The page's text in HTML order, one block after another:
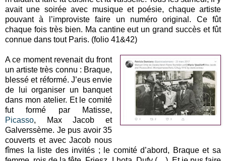
avait une soirée avec musique et poésie, chaque artiste
pouvant à l’improviste faire un numéro original. Ce fût
chaque fois très bien. Ma cantine eut un grand succès et fût
connue dans tout Paris. (folio 41&42)
A ce moment revenait du front
un artiste très connu : Braque,
blessé et réformé. J’eus envie
de lui organiser un banquet
dans mon atelier. Et le comité
fut formé par Matisse,
Picasso, Max Jacob et
Galverssème. Je pus avoir 35
couverts et avec Jacob nous
fîmes la liste des invités ; le comité d’abord, Braque et sa